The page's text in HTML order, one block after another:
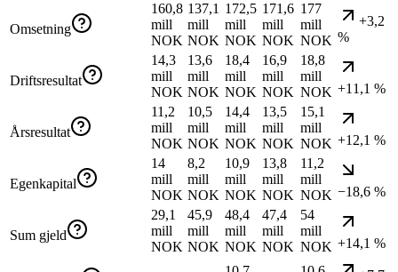
Omsetning
160,8
mill
NOK
137,1
mill
NOK
172,5
mill
NOK
171,6
mill
NOK
177
mill
NOK
+3,2
%
Driftsresultat
14,3
mill
NOK
13,6
mill
NOK
18,4
mill
NOK
16,9
mill
NOK
18,8
mill
NOK +11,1 %
Årsresultat
11,2
mill
NOK
10,5
mill
NOK
14,4
mill
NOK
13,5
mill
NOK
15,1
mill
NOK +12,1 %
Egenkapital
14
mill
NOK
8,2
mill
NOK
10,9
mill
NOK
13,8
mill
NOK
11,2
mill
NOK −18,6 %
Sum gjeld
29,1
mill
NOK
45,9
mill
NOK
48,4
mill
NOK
47,4
mill
NOK
54
mill
NOK +14,1 %